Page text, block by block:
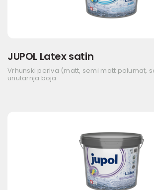
JUPOL Latex satin
Vrhunski periva (matt, semi matt polumat,
unutarnja boja